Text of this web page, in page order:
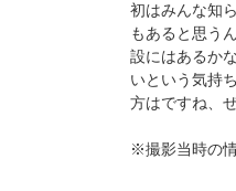
初はみんな知
もあると思う
設にはあるか
いという気持
方はですね、
※撮影当時の